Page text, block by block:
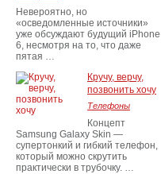
Невероятно, но
«осведомленные источники»
уже обсуждают будущий iPhone
6, несмотря на то, что даже
пятая …
Кручу, верчу,
позвонить хочу
Телефоны
Концепт
Samsung Galaxy Skin —
супертонкий и гибкий телефон,
который можно скрутить
практически в трубочку. …